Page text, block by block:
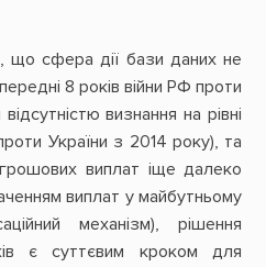
сфера дії бази даних не
8 років війни РФ проти
визнання на рівні
України з 2014 року), та
виплат іще далеко
виплат у майбутньому
механізм), рішення
є суттєвим кроком для